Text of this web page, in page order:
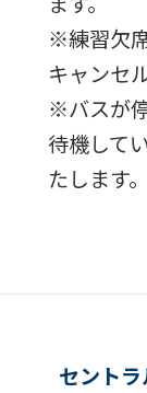
※練習欠
キャンセ
※バスが
待機して
たします。
セント